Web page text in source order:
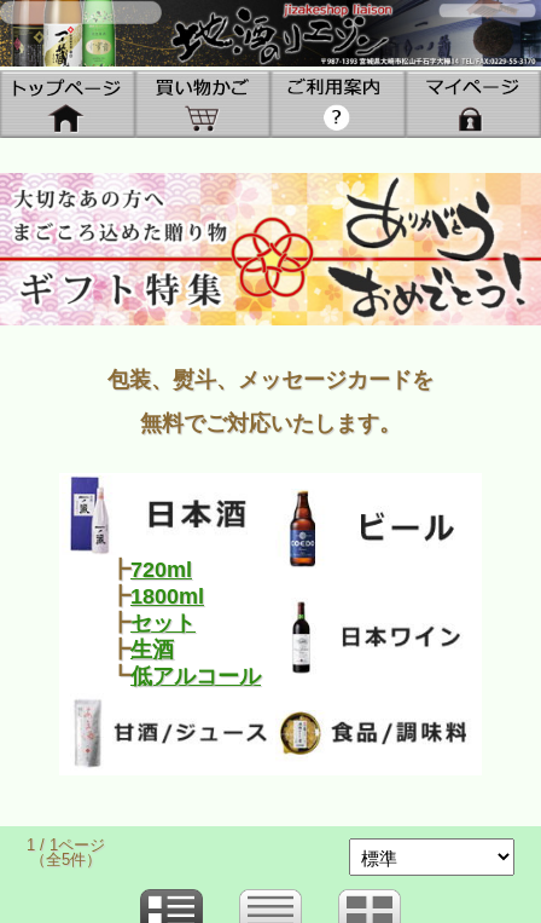
包装、熨斗、メッセージカードを
無料でご対応いたします。
┣720ml
┣1800ml
┣セット
┣生酒
┗低アルコール
1 / 1ページ
（全5件）